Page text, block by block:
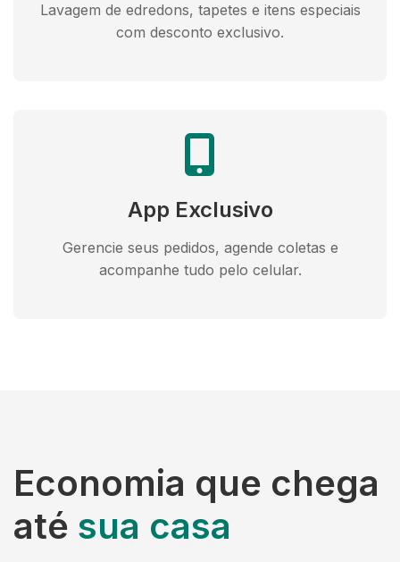
Lavagem de edredons, tapetes e itens especiais
com desconto exclusivo.
App Exclusivo
Gerencie seus pedidos, agende coletas e
acompanhe tudo pelo celular.
Economia que chega
até sua casa